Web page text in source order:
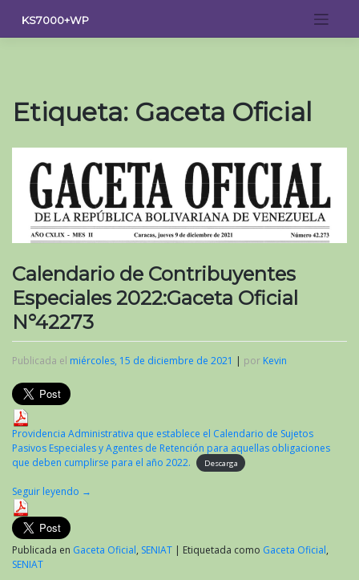
contenido
KS7000+WP
Etiqueta: Gaceta Oficial
Calendario de Contribuyentes
Especiales 2022:Gaceta Oficial
N°42273
Publicada el miércoles, 15 de diciembre de 2021 | por Kevin
Providencia Administrativa que establece el Calendario de Sujetos
Pasivos Especiales y Agentes de Retención para aquellas obligaciones
que deben cumplirse para el año 2022.
Descarga
Seguir leyendo →
Publicada en Gaceta Oficial, SENIAT | Etiquetada como Gaceta Oficial,
SENIAT